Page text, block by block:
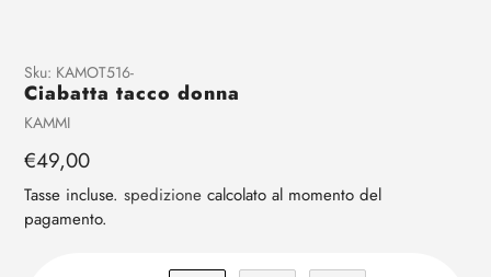
Aggiunta
di
prodotto
tuo
carrello
Sku: KAMOT516-
Ciabatta tacco donna
Venditrice
KAMMI
Prezzo
regolare
€49,00
Tasse incluse. spedizione calcolato al momento del
pagamento.